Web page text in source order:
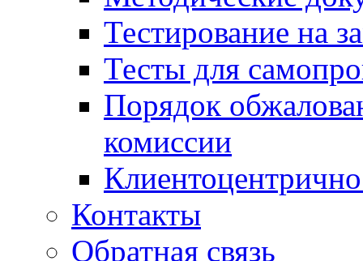
Тестирование на
Тесты для
Порядок
комиссии
Контакты
Обратная связь